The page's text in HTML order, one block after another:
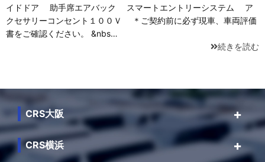
イドドア 助手席エアバック スマートエントリーシステム ア
クセサリーコンセント１００Ｖ ＊ご契約前に必ず現車、車両評価
書をご確認ください。 &nbs…
続きを読む
CRS大阪
CRS横浜